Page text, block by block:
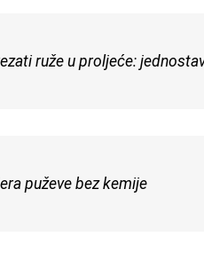
ruže u proljeće:
puževe bez kemije